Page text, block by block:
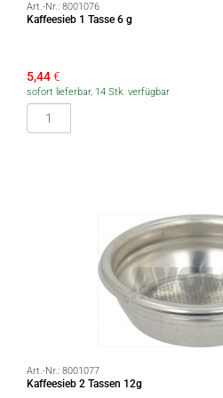
Art.-Nr.: 8001076
Kaffeesieb 1 Tasse 6 g
5,44€
sofort lieferbar, 14 Stk. verfügbar
Art.-Nr.: 8001077
Kaffeesieb 2 Tassen 12g